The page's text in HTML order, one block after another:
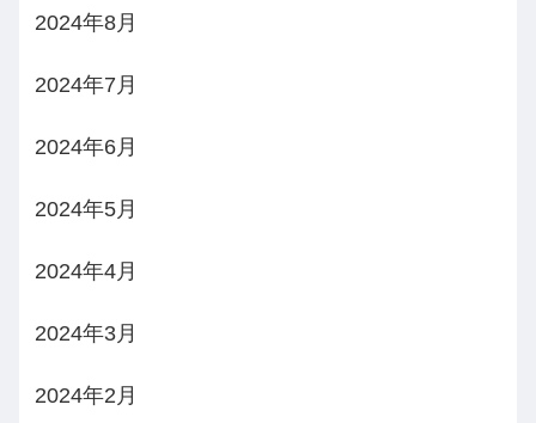
2024年8月
2024年7月
2024年6月
2024年5月
2024年4月
2024年3月
2024年2月